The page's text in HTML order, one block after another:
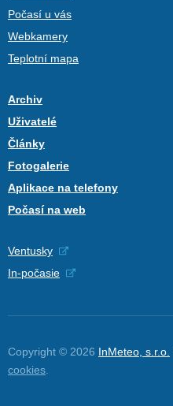
Počasí u vás
Webkamery
Teplotní mapa
Archiv
Uživatelé
Články
Fotogalerie
Aplikace na telefony
Počasí na web
Ventusky
In-počasie
Copyright © 2026 InMeteo, s.r.o.
cookies